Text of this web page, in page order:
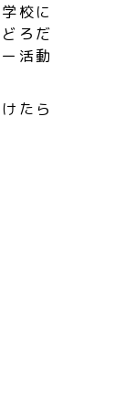
校に
ろだ
活動
たら